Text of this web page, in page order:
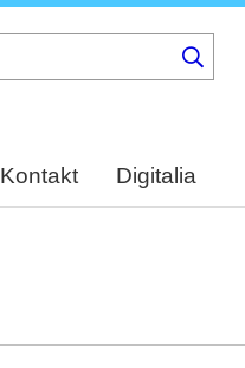
Kontakt Digitalia